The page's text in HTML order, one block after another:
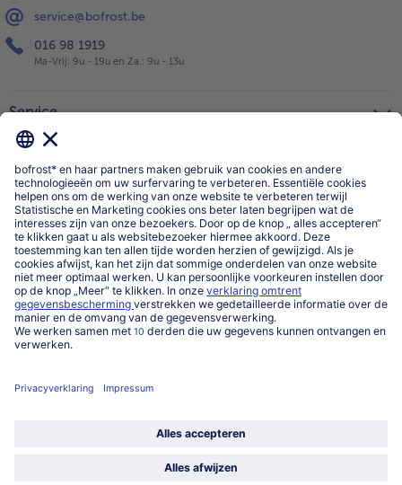
service@bofrost.be
016 98 1919
Ma-Vrij: 9u - 19u en Za.: 9u - 13u
Service
Categorieën
Land / Taal selecteren